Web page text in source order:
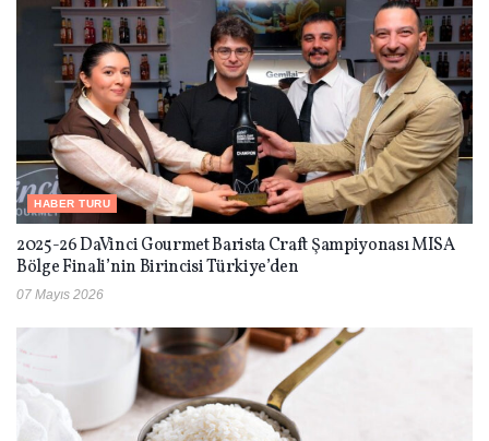
HABER TURU
2025-26 DaVinci Gourmet Barista Craft Şampiyonası MISA
Bölge Finali’nin Birincisi Türkiye’den
07 Mayıs 2026